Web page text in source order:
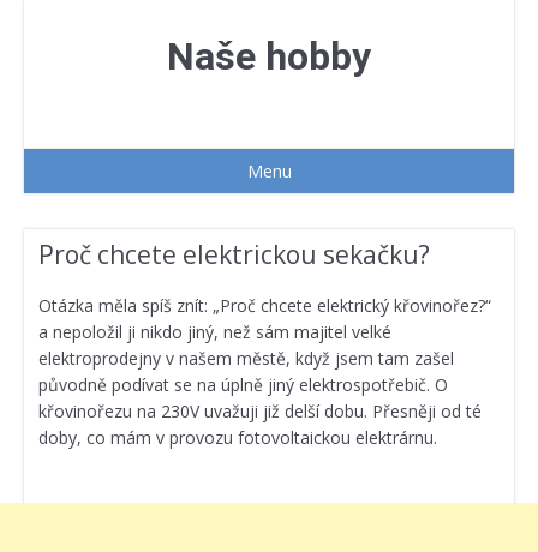
Naše hobby
Menu
Proč chcete elektrickou sekačku?
Otázka měla spíš znít: „Proč chcete elektrický křovinořez?“
a nepoložil ji nikdo jiný, než sám majitel velké
elektroprodejny v našem městě, když jsem tam zašel
původně podívat se na úplně jiný elektrospotřebič. O
křovinořezu na 230V uvažuji již delší dobu. Přesněji od té
doby, co mám v provozu fotovoltaickou elektrárnu.